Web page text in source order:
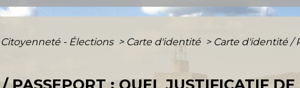
Citoyenneté - Élections > Carte d'identité > Carte d'identité /